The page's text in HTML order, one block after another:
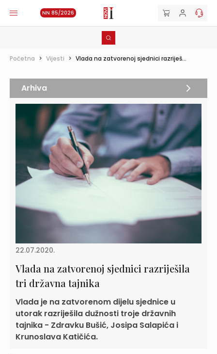
NN 85/2026
Početna > Vijesti > Vlada na zatvorenoj sjednici razriješ...
22.07.2020.
Vlada na zatvorenoj sjednici razriješila
tri državna tajnika
Vlada je na zatvorenom dijelu sjednice u
utorak razriješila dužnosti troje državnih
tajnika - Zdravku Bušić, Josipa Salapića i
Krunoslava Katičića.
Arhiva